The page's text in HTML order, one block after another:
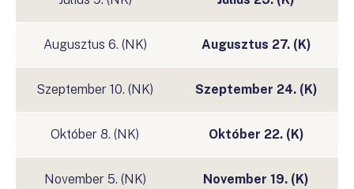
Augusztus 6. (NK) Augusztus 27. (K)
Szeptember 10. (NK) Szeptember 24. (K)
Október 8. (NK) Október 22. (K)
November 5. (NK) November 19. (K)